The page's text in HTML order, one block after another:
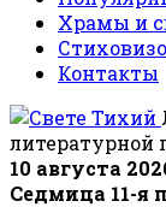
Храмы и
Контакты
литературной
10 августа
Седмица 11-я